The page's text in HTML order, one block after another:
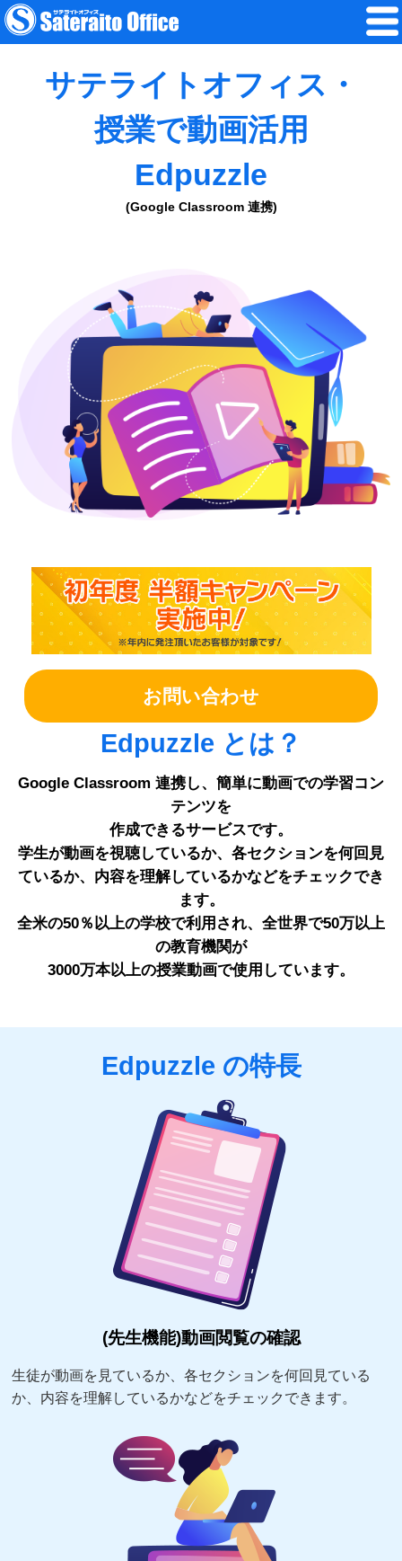
サテライトオフィス・
授業で動画活用
Edpuzzle
(Google Classroom 連携)
お問い合わせ
Edpuzzle とは？
Google Classroom 連携し、簡単に動画での学習コン
テンツを
作成できるサービスです。
学生が動画を視聴しているか、各セクションを何回見
ているか、内容を理解しているかなどをチェックでき
ます。
全米の50％以上の学校で利用され、全世界で50万以上
の教育機関が
3000万本以上の授業動画で使用しています。
Edpuzzle の特長
(先生機能)動画閲覧の確認
生徒が動画を見ているか、各セクションを何回見ている
か、内容を理解しているかなどをチェックできます。